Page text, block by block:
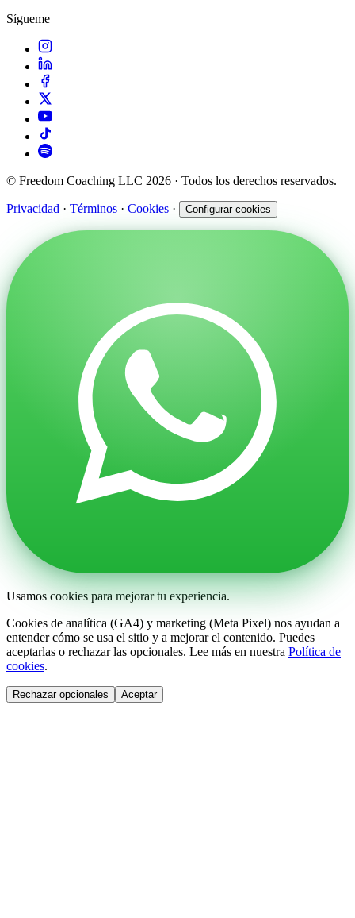
Sígueme
© Freedom Coaching LLC 2026 · Todos los derechos reservados.
Privacidad · Términos · Cookies · Configurar cookies
Usamos cookies para mejorar tu experiencia.
Cookies de analítica (GA4) y marketing (Meta Pixel) nos ayudan a
entender cómo se usa el sitio y a mejorar el contenido. Puedes
aceptarlas o rechazar las opcionales. Lee más en nuestra Política de
cookies.
Rechazar opcionales Aceptar